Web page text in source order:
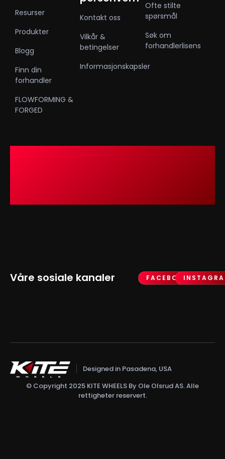
Resurser
Produkter
Blogg
Finn din
forhandler
FLOWFORMING &
FORGED
Kontakt oss
Vilkår &
betingelser
Informasjonskapsler
Ofte stilte
spørsmål
Søk om
forhandlerlisens
Våre sosiale kanaler FACEBOOK
Designed in Pasadena, USA
© Copyright 2025 KITE WHEELS By Ole Olsrud AS. Alle
rettigheter reservert.